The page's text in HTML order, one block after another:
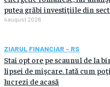
putea grăbi investiţiile din
4 august 2026
ZIARUL FINANCIAR - RS
Stai opt ore pe scaunul de la
lipsei de mişcare. Iată cum
lucrezi de acasă